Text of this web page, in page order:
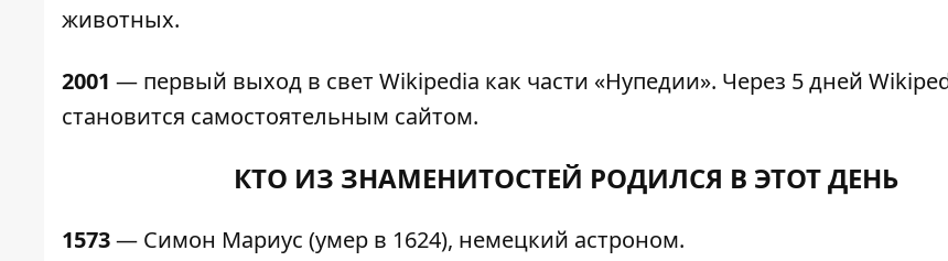
животных.
2001 — первый выход в свет Wikipedia как части «Нупедии». Через 5 дней
становится самостоятельным сайтом.
КТО ИЗ ЗНАМЕНИТОСТЕЙ РОДИЛСЯ В ЭТОТ ДЕНЬ
1573— Симон Мариус (умер в 1624), немецкий астроном.